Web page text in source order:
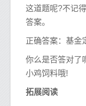
这道题呢?不记
答案。
正确答案：基金
你么是否答对了
小鸡饲料哦!
拓展阅读